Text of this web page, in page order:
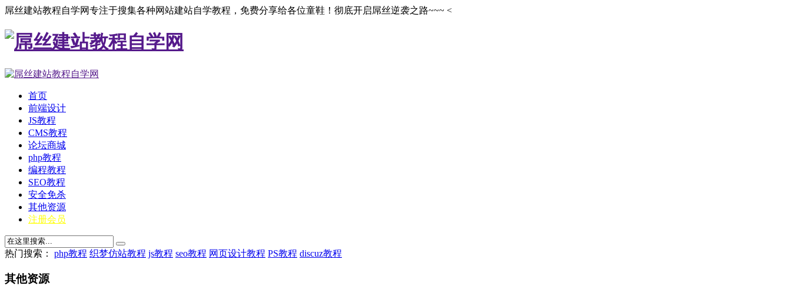
屌丝建站教程自学网专注于搜集各种网站建站自学教程，免费分享给各位童鞋！彻底开启屌丝逆袭之路~~~ <
首页
前端设计
JS教程
CMS教程
论坛商城
php教程
编程教程
SEO教程
安全免杀
其他资源
注册会员
热门搜索： php教程 织梦仿站教程 js教程 seo教程 网页设计教程 PS教程 discuz教程
其他资源